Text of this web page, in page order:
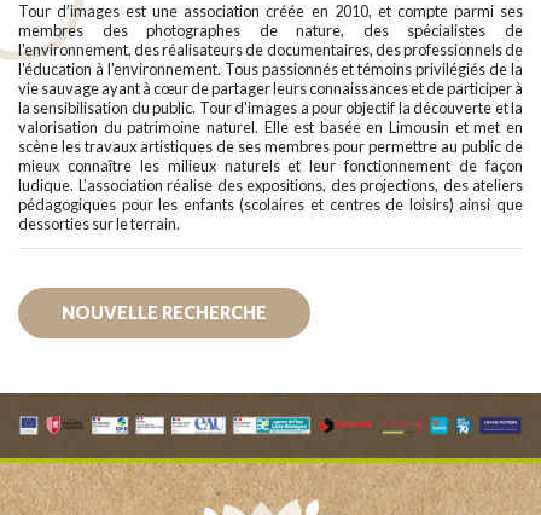
Tour d’images est une association créée en 2010, et compte parmi ses
membres des photographes de nature, des spécialistes de
l'environnement, des réalisateurs de documentaires, des professionnels de
l'éducation à l'environnement. Tous passionnés et témoins privilégiés de la
vie sauvage ayant à cœur de partager leurs connaissances et de participer à
la sensibilisation du public. Tour d'images a pour objectif la découverte et la
valorisation du patrimoine naturel. Elle est basée en Limousin et met en
scène les travaux artistiques de ses membres pour permettre au public de
mieux connaître les milieux naturels et leur fonctionnement de façon
ludique. L’association réalise des expositions, des projections, des ateliers
pédagogiques pour les enfants (scolaires et centres de loisirs) ainsi que
dessorties sur le terrain.
NOUVELLE RECHERCHE